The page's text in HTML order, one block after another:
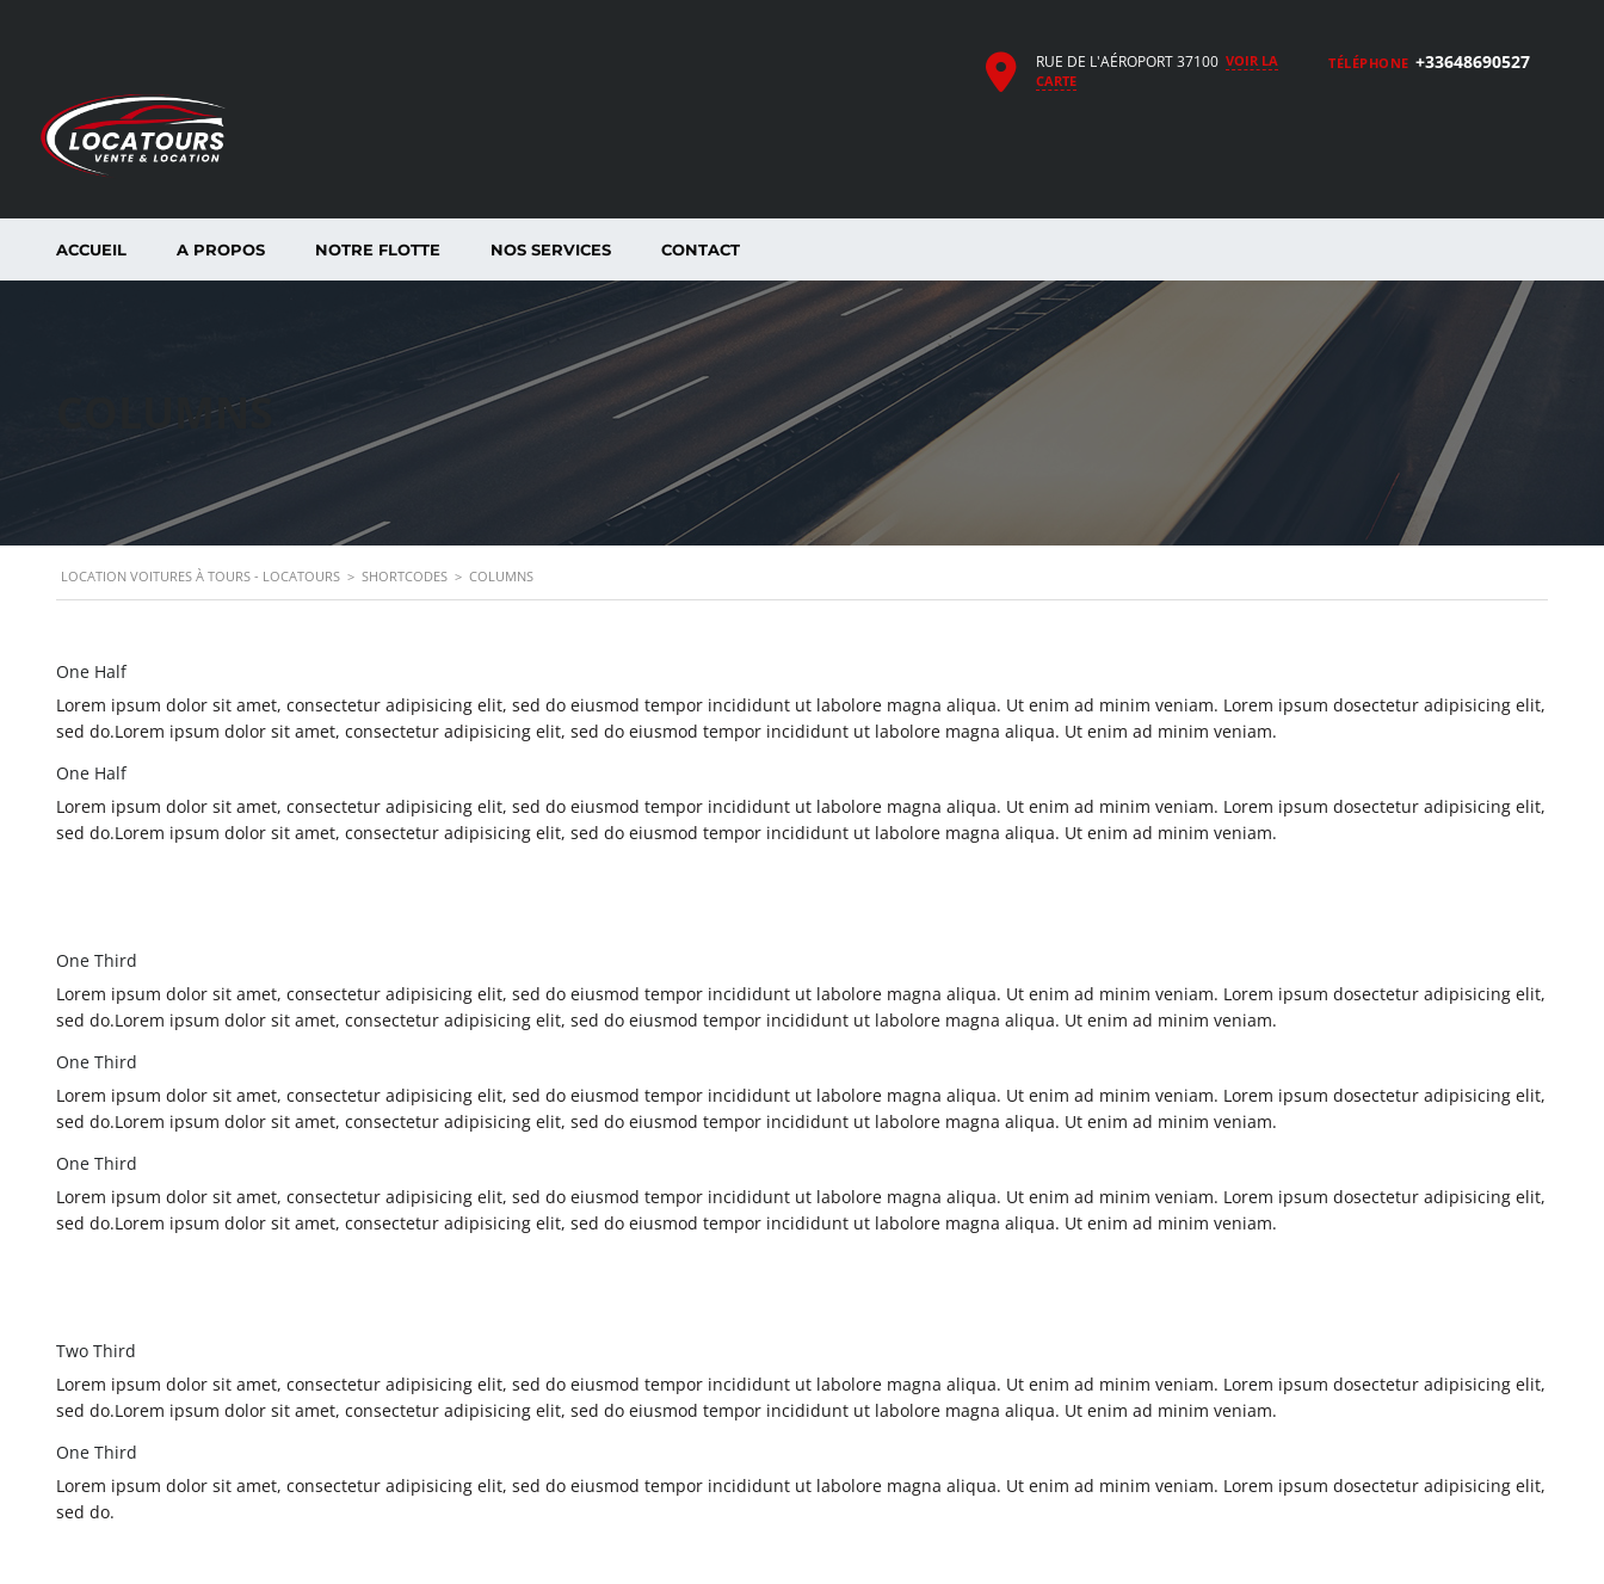
TÉLÉPHONE +33648690527
RUE DE L'AÉROPORT 37100 VOIR LA
CARTE
ACCUEIL A PROPOS NOTRE FLOTTE NOS SERVICES CONTACT
COLUMNS
LOCATION VOITURES À TOURS - LOCATOURS > SHORTCODES > COLUMNS
One Half
Lorem ipsum dolor sit amet, consectetur adipisicing elit, sed do eiusmod tempor incididunt ut labolore magna aliqua. Ut enim ad minim veniam. Lorem ipsum dosectetur adipisicing elit,
sed do.Lorem ipsum dolor sit amet, consectetur adipisicing elit, sed do eiusmod tempor incididunt ut labolore magna aliqua. Ut enim ad minim veniam.
One Half
Lorem ipsum dolor sit amet, consectetur adipisicing elit, sed do eiusmod tempor incididunt ut labolore magna aliqua. Ut enim ad minim veniam. Lorem ipsum dosectetur adipisicing elit,
sed do.Lorem ipsum dolor sit amet, consectetur adipisicing elit, sed do eiusmod tempor incididunt ut labolore magna aliqua. Ut enim ad minim veniam.
One Third
Lorem ipsum dolor sit amet, consectetur adipisicing elit, sed do eiusmod tempor incididunt ut labolore magna aliqua. Ut enim ad minim veniam. Lorem ipsum dosectetur adipisicing elit,
sed do.Lorem ipsum dolor sit amet, consectetur adipisicing elit, sed do eiusmod tempor incididunt ut labolore magna aliqua. Ut enim ad minim veniam.
One Third
Lorem ipsum dolor sit amet, consectetur adipisicing elit, sed do eiusmod tempor incididunt ut labolore magna aliqua. Ut enim ad minim veniam. Lorem ipsum dosectetur adipisicing elit,
sed do.Lorem ipsum dolor sit amet, consectetur adipisicing elit, sed do eiusmod tempor incididunt ut labolore magna aliqua. Ut enim ad minim veniam.
One Third
Lorem ipsum dolor sit amet, consectetur adipisicing elit, sed do eiusmod tempor incididunt ut labolore magna aliqua. Ut enim ad minim veniam. Lorem ipsum dosectetur adipisicing elit,
sed do.Lorem ipsum dolor sit amet, consectetur adipisicing elit, sed do eiusmod tempor incididunt ut labolore magna aliqua. Ut enim ad minim veniam.
Two Third
Lorem ipsum dolor sit amet, consectetur adipisicing elit, sed do eiusmod tempor incididunt ut labolore magna aliqua. Ut enim ad minim veniam. Lorem ipsum dosectetur adipisicing elit,
sed do.Lorem ipsum dolor sit amet, consectetur adipisicing elit, sed do eiusmod tempor incididunt ut labolore magna aliqua. Ut enim ad minim veniam.
One Third
Lorem ipsum dolor sit amet, consectetur adipisicing elit, sed do eiusmod tempor incididunt ut labolore magna aliqua. Ut enim ad minim veniam. Lorem ipsum dosectetur adipisicing elit,
sed do.